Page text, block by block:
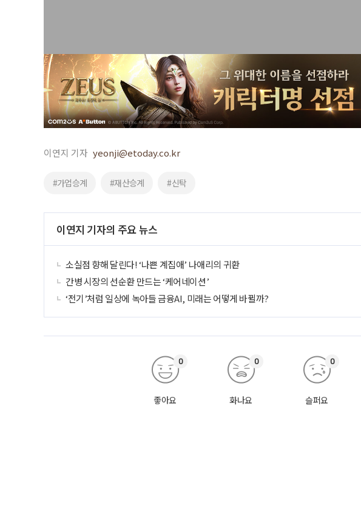
이연지 기자 yeonji@etoday.co.kr
#가업승계 #재산승계 #신탁
이연지 기자의 주요 뉴스
소실점 향해 달린다! ‘나쁜 계집애’ 나애리의 귀환
간병 시장의 선순환 만드는 ‘케어네이션’
‘전기’처럼 일상에 녹아들 금융AI, 미래는 어떻게 바뀔까?
좋아요
0
화나요
0
슬퍼요
0